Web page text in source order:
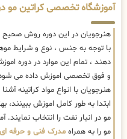
آموزشگاه تخصصی کراتین مو
هنرجویان در این دوره روش صحیح
با توجه به جنس ، نوع و شرایط
دهند ، تمام این موارد در دوره
و فوق تخصصی اموزش داده می شود.
هنرجویان با انواع مواد کراتینه
ابتدا به طور کامل اموزش
مو در انبار نفت را انتخاب نمایند.
مو را به همراه مدرک فنی و حرفه ای